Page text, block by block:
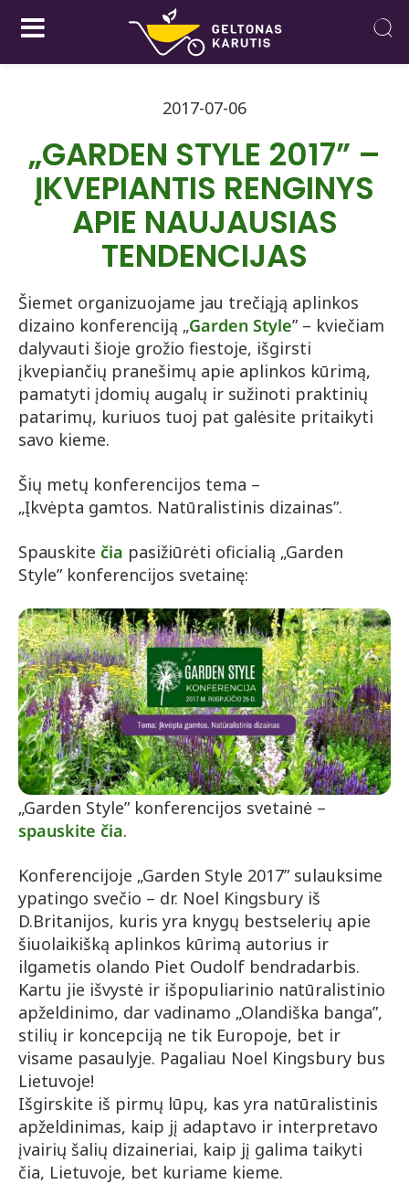
2017-07-06
„GARDEN STYLE 2017” –
ĮKVEPIANTIS RENGINYS
APIE NAUJAUSIAS
TENDENCIJAS
Šiemet organizuojame jau trečiąją aplinkos
dizaino konferenciją „Garden Style” – kviečiam
dalyvauti šioje grožio fiestoje, išgirsti
įkvepiančių pranešimų apie aplinkos kūrimą,
pamatyti įdomių augalų ir sužinoti praktinių
patarimų, kuriuos tuoj pat galėsite pritaikyti
savo kieme.
Šių metų konferencijos tema –
„Įkvėpta gamtos. Natūralistinis dizainas”.
Spauskite čia pasižiūrėti oficialią „Garden
Style” konferencijos svetainę:
„Garden Style” konferencijos svetainė –
spauskite čia.
Konferencijoje „Garden Style 2017” sulauksime
ypatingo svečio – dr. Noel Kingsbury iš
D.Britanijos, kuris yra knygų bestselerių apie
šiuolaikišką aplinkos kūrimą autorius ir
ilgametis olando Piet Oudolf bendradarbis.
Kartu jie išvystė ir išpopuliarinio natūralistinio
apželdinimo, dar vadinamo „Olandiška banga”,
stilių ir koncepciją ne tik Europoje, bet ir
visame pasaulyje. Pagaliau Noel Kingsbury bus
Lietuvoje!
Išgirskite iš pirmų lūpų, kas yra natūralistinis
apželdinimas, kaip jį adaptavo ir interpretavo
įvairių šalių dizaineriai, kaip jį galima taikyti
čia, Lietuvoje, bet kuriame kieme.